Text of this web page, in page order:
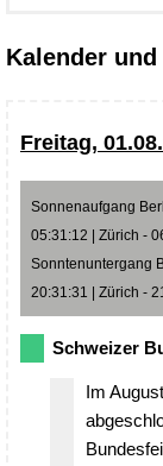
Kalender
Freitag,
Sonnenaufgang
05:31:12 | Zürich -
Sonntenuntergang
20:31:31 | Zürich -
Schweizer
Im